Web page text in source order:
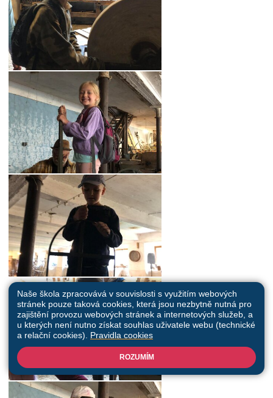
Naše škola zpracovává v souvislosti s využitím webových
stránek pouze taková cookies, která jsou nezbytně nutná pro
zajištění provozu webových stránek a internetových služeb, a
u kterých není nutno získat souhlas uživatele webu (technické
a relační cookies). Pravidla cookies
ROZUMÍM